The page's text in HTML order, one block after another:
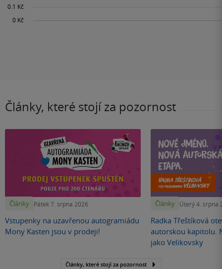
Články, které stojí za pozornost
Články Pátek 7. srpna 2026
Vstupenky na uzavřenou autogramiádu
Mony Kasten jsou v prodeji!
Články Úterý 4. srpna
Radka Třeštíková
autorskou kapitolu.
jako Velikovsky
Články, které stojí za pozornost